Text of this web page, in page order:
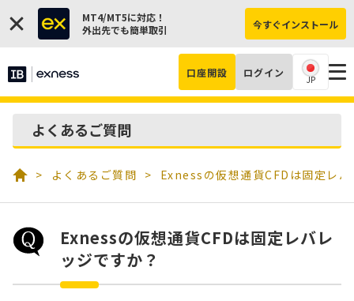
MT4/MT5に対応！
外出先でも簡単取引
今すぐインストール
口座開設 ログイン
JP
よくあるご質問
よくあるご質問 Exnessの仮想通貨CFDは固定レ
Exnessの仮想通貨CFDは固定レバレ
ッジですか？